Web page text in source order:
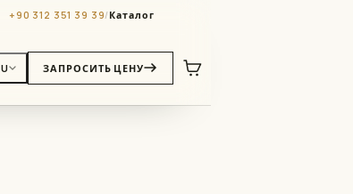
+90 312 351 39 39/Каталог
ЗАПРОСИТЬ ЦЕНУ